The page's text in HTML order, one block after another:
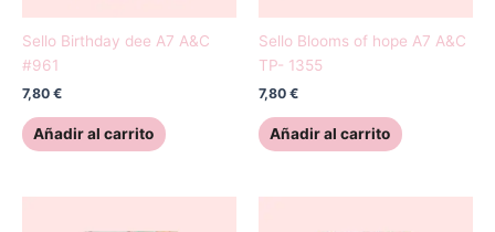
Sello Birthday dee A7 A&C
#961
7,80 €
Añadir al carrito
Sello Blooms of hope A7 A&C
TP- 1355
7,80 €
Añadir al carrito